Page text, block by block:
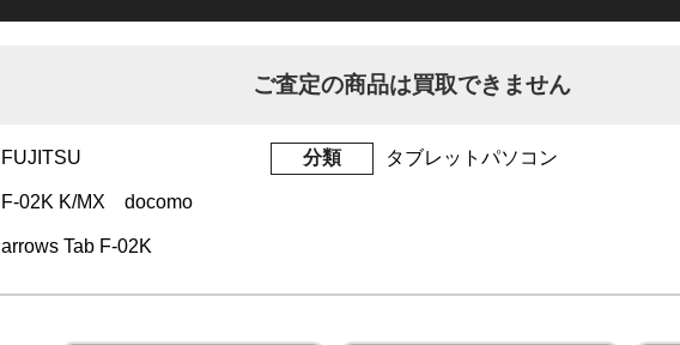
ご査定の商品は買取できません
FUJITSU 分類 タブレットパソコン
F-02K K/MX docomo
arrows Tab F-02K